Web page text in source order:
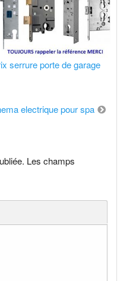
serrure porte de garage
electrique pour spa
Les champs